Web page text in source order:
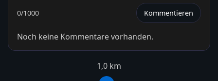
0/1000 Kommentieren
Noch keine Kommentare vorhanden.
1,0 km